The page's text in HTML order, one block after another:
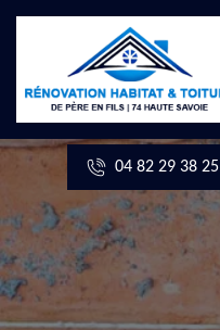
04 82 29 38 25